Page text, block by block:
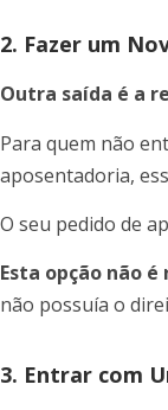
2. Fazer um
Outra saída é a
Para quem não
aposentadoria,
O seu pedido de
Esta opção não
não possuía o
3. Entrar com